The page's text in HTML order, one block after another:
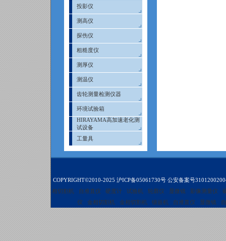
投影仪
测高仪
探伤仪
粗糙度仪
测厚仪
测温仪
齿轮测量检测仪器
环境试验箱
HIRAYAMA高加速老化测
试设备
工量具
COPYRIGHT©2010-2025 沪ICP备05061730号 公安备案号
相切割机
自准直仪 硬度计 试验机 轮廓仪 显微镜 影像测量仪
仪
金相切割机 金相切割机 镶嵌机 自准直仪 显微镜